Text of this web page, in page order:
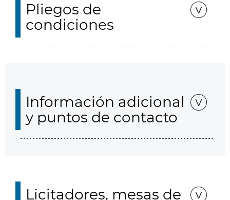
Pliegos de
condiciones
Información adicional
y puntos de contacto
Licitadores, mesas de